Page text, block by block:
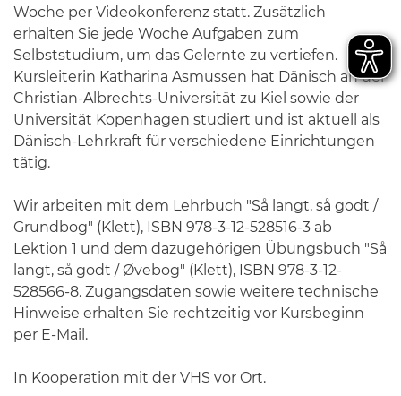
Woche per Videokonferenz statt. Zusätzlich
erhalten Sie jede Woche Aufgaben zum
Selbststudium, um das Gelernte zu vertiefen.
Kursleiterin Katharina Asmussen hat Dänisch an der
Christian-Albrechts-Universität zu Kiel sowie der
Universität Kopenhagen studiert und ist aktuell als
Dänisch-Lehrkraft für verschiedene Einrichtungen
tätig.
Wir arbeiten mit dem Lehrbuch "Så langt, så godt /
Grundbog" (Klett), ISBN 978-3-12-528516-3 ab
Lektion 1 und dem dazugehörigen Übungsbuch "Så
langt, så godt / Øvebog" (Klett), ISBN 978-3-12-
528566-8. Zugangsdaten sowie weitere technische
Hinweise erhalten Sie rechtzeitig vor Kursbeginn
per E-Mail.
In Kooperation mit der VHS vor Ort.